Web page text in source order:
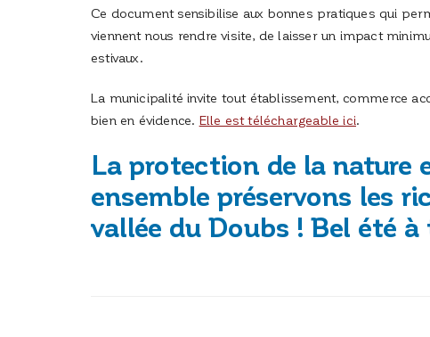
Ce document sensibilise aux bonnes pratiques qui
viennent nous rendre visite, de laisser un impact
estivaux.
La municipalité invite tout établissement, commerce
bien en évidence. Elle est téléchargeable ici.
La protection de la nature
ensemble préservons les
vallée du Doubs ! Bel été à